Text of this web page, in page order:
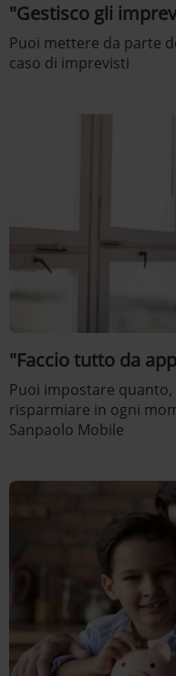
"Gestisco gli
Puoi mettere da parte
caso di imprevisti
"Faccio tutto da
Puoi impostare
risparmiare in ogni
Sanpaolo Mobile